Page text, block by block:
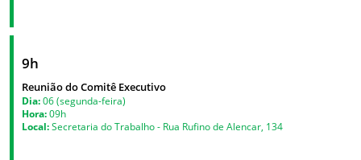
9h
Reunião do Comitê Executivo
Dia:06 (segunda-feira)
Hora:09h
Local:Secretaria do Trabalho - Rua Rufino de Alencar, 134